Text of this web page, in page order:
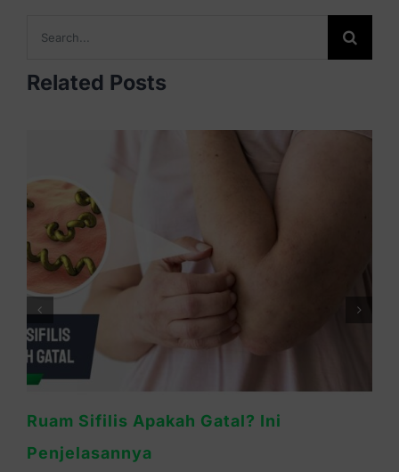
for:
Related Posts
Ruam Sifilis Apakah Gatal? Ini
Penjelasannya